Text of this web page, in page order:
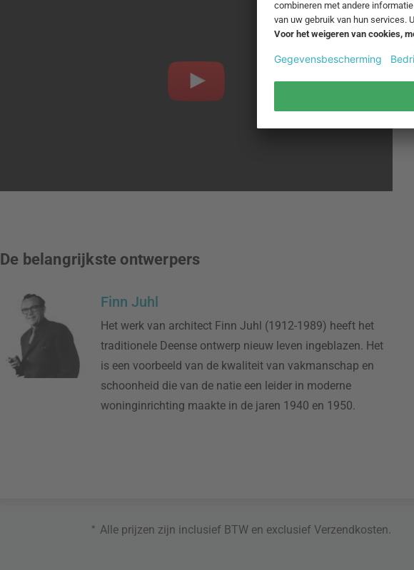
De belangrijkste ontwerpers
Finn Juhl
Het werk van architect Finn Juhl (1912-1989) heeft het
traditionele Deense ontwerp nieuw leven ingeblazen. Het
is een voorbeeld van de kwaliteit van vakmanschap en
schoonheid die van de natie een leider in moderne
woninginrichting maakte in de jaren 1940 en 1950.
* Alle prijzen zijn inclusief BTW en exclusiefVerzendkosten